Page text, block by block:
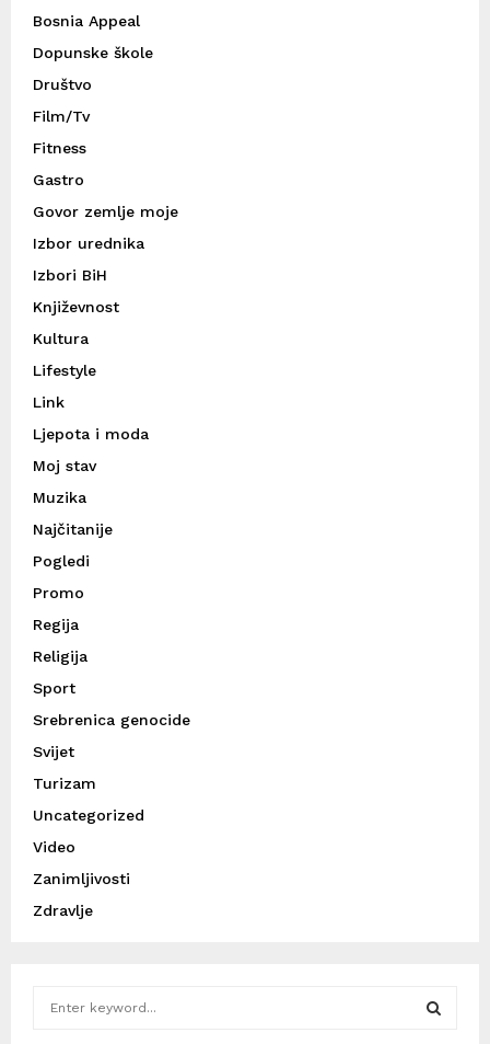
Bosnia Appeal
Dopunske škole
Društvo
Film/Tv
Fitness
Gastro
Govor zemlje moje
Izbor urednika
Izbori BiH
Književnost
Kultura
Lifestyle
Link
Ljepota i moda
Moj stav
Muzika
Najčitanije
Pogledi
Promo
Regija
Religija
Sport
Srebrenica genocide
Svijet
Turizam
Uncategorized
Video
Zanimljivosti
Zdravlje